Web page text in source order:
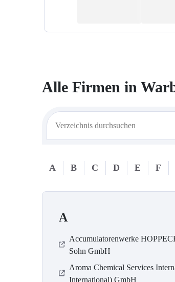
Alle Firmen in
A B C D E F
A
Accumulatorenwerke
Sohn GmbH
Aroma Chemical Services
International) GmbH